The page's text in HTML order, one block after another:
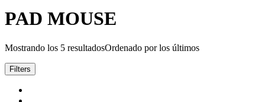
PAD MOUSE
Mostrando los 5 resultadosOrdenado por los últimos
Filters